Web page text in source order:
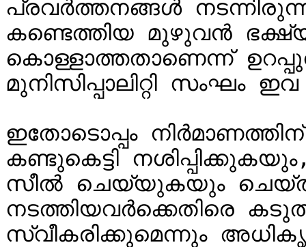
പ്രവർത്തനങ്ങൾ
കണ്ടെത്തിയ മുഴുവൻ
കൊള്ളാത്തതാണെന്ന്
മുനിസിപ്പാലിറ്റി സംഘം
ഇതോടൊപ്പം
കണ്ടുകെട്ടി
സീൽ ചെയ്യുകയും
നടത്തിയവർക്കെതിരെ
സ്വീകരിക്കുമെന്നും